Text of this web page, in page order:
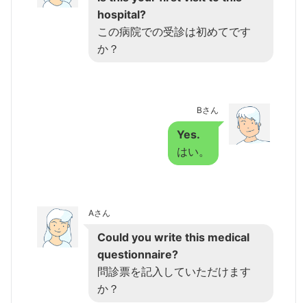
hospital?
この病院での受診は初めてです
か？
Bさん
Yes.
はい。
Aさん
Could you write this medical
questionnaire?
問診票を記入していただけます
か？